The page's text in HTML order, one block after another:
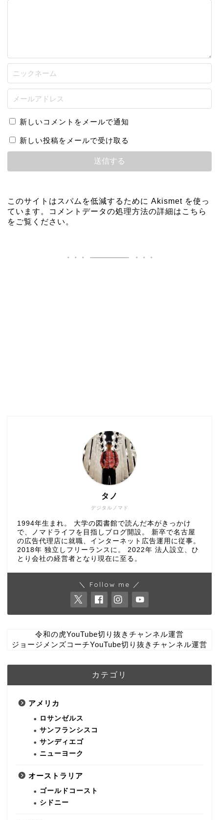
新しいコメントをメールで通知
新しい投稿をメールで受け取る
このサイトはスパムを低減するために Akismet を使っ
ています。
コメントデータの処理方法の詳細はこちら
をご覧ください 。
デジタルノマド
タノ
1994年生まれ。 大学の図書館で読んだ本がきっかけ
で、ノマドライフを目指しブログ開設。 新卒で名古屋
の広告代理店に就職、インターネット広告運用に従事。
2018年 独立しフリーランスに。 2022年 法人設立、ひ
とり会社の経営者となり現在に至る。
＼ Follow me ／
令和の虎YouTube切り抜きチャンネル運営
ジョージメンズコーチYouTube切り抜きチャンネル運営
カテゴリ
アメリカ
ロサンゼルス
サンフランシスコ
サンディエゴ
ニューヨーク
オーストラリア
ゴールドコースト
シドニー